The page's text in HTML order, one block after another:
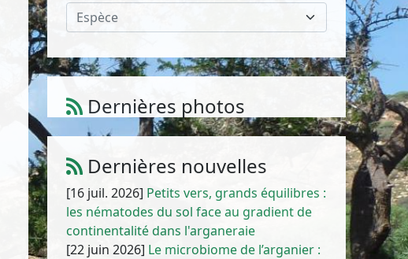
Espèce
Dernières photos
Anchusa hispida Forssk.
Dernières nouvelles
[16 juil. 2026] Petits vers, grands équilibres :
les nématodes du sol face au gradient de
continentalité dans l'arganeraie
[22 juin 2026] Le microbiome de l’arganier :